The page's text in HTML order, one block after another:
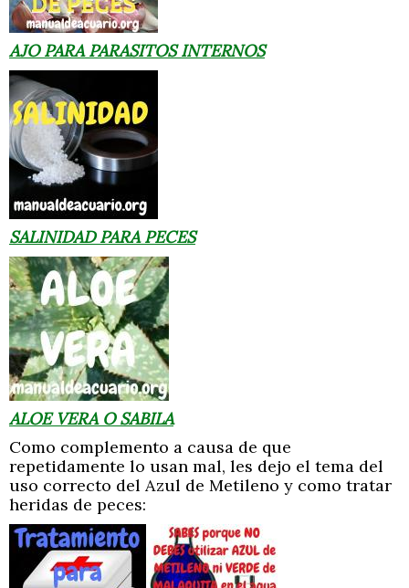
AJO PARA PARASITOS INTERNOS
SALINIDAD PARA PECES
ALOE VERA O SABILA
Como complemento a causa de que
repetidamente lo usan mal, les dejo el tema del
uso correcto del Azul de Metileno y como tratar
heridas de peces: